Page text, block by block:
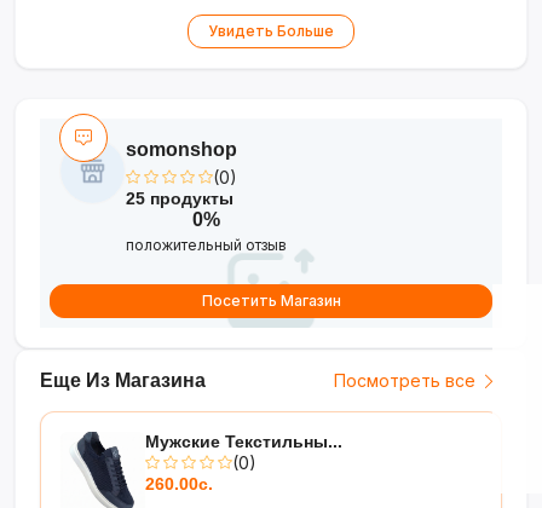
smart casual / городской
Модель для тех, кто ищет идеальный баланс
между элегантностью и повседневным
комфортом.
Увидеть Больше
Еще Из Магазина Посмотреть все
Мужские Текстильны...
(0)
260.00с.
somonshop
(0)
25 продукты
0%
положительный отзыв
Посетить Магазин